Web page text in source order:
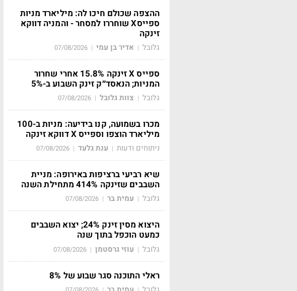
ההצפה שכולם חיכו לה: מיליארד מניות
ספייסX שוחררו למסחר - והמניה דווקא
זינקה
גלובל | אדיר בן עמי |
07/08/2026
ספייס X זינקה 15.8% אחרי שחרור
המניות; הנאסד״ק זינק השבוע ב-5%
גלובל | צוות גלובל |
07/08/2026
מכרו בשמועה, קנו בידיעה: מניות ב-100
מיליארד הוצפו וספייס X דווקא זינקה
ניתוחים ודעות | ענת גלעד |
07/08/2026
שיא רביעי ברציפות באירופה: מניית
השבבים שזינקה 414% מתחילת השנה
גלובל | עמית בר |
07/08/2026
היצוא מסין זינק 24%; יצוא השבבים
כמעט הוכפל בתוך שנה
גלובל | עוזי גרסטמן |
07/08/2026
ראלי התוכנה סגר שבוע של 8%